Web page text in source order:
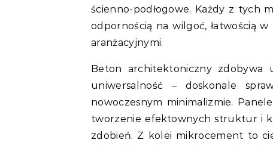
ścienno-podłogowe. Każdy z tych
odpornością na wilgoć, łatwością
aranżacyjnymi.
Beton architektoniczny
uniwersalność – doskonale
nowoczesnym minimalizmie.
tworzenie efektownych struktur i
zdobień. Z kolei mikrocement to